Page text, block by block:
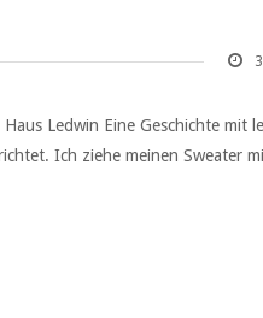
Ledwin Eine Geschichte
Ich ziehe meinen Sweater